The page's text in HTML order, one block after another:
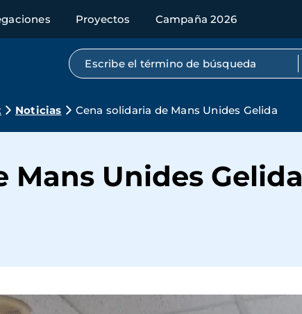
Proyectos Campaña 2026
Búsqueda por texto completo
Noticias Cena solidaria de Mans Unides Gelida
Mans Unides Gelida